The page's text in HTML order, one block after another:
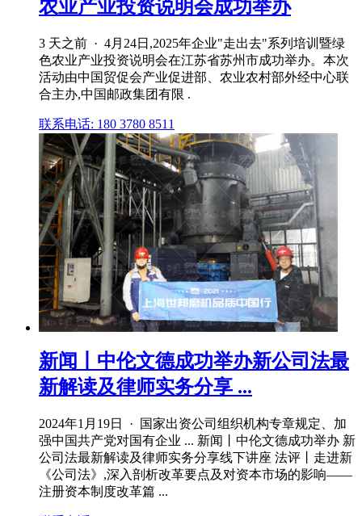
农业产业投资说明会成功举办
3 天之前 · 4月24日,2025年企业"走出去"系列培训暨绿
色农业产业投资说明会在江苏省苏州市成功举办。本次
活动由中国贸促会产业促进部、农业农村部外经中心联
合主办,中国邮政集团有限 .
联系电话: 180 3780 8511
新闻丨中伦文德成功举办新公司法最
新解读及律师实务分享 ...
2024年1月19日 · 国家出资公司组织机构专章规定、加
强中国共产党对国有企业 ... 新闻丨中伦文德成功举办 新
公司法最新解读及律师实务分享线下讲座 法评丨走进新
《公司法》,深入剖析改革要点及对资本市场的影响——
注册资本制度改革篇 ...